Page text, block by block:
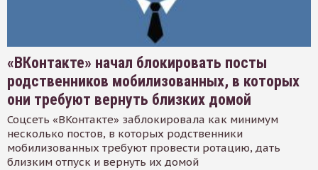
«ВКонтакте» начал блокировать посты
родственников мобилизованных, в которых
они требуют вернуть близких домой
Соцсеть «ВКонтакте» заблокировала как минимум
несколько постов, в которых родственники
мобилизованных требуют провести ротацию, дать
близким отпуск и вернуть их домой